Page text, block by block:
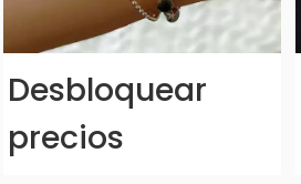
Desbloquear
precios